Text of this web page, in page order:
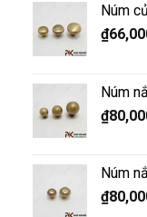
Núm
₫
Núm
₫
Núm
₫